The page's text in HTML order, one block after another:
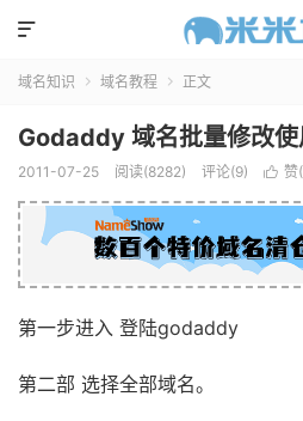

域名知识  域名教程  正文
Godaddy 域名批量修改
2011-07-25 阅读(8282) 评论(9)  赞(
第一步进入 登陆godaddy
第二部 选择全部域名。